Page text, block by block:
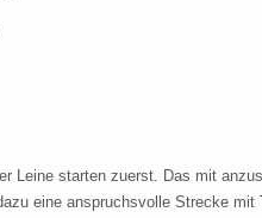
Leine starten zuerst. Das mit
eine anspruchsvolle Strecke mit